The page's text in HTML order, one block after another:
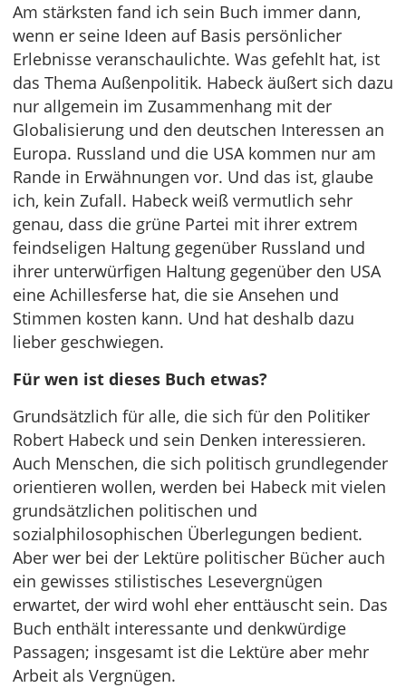
Am stärksten fand ich sein Buch immer dann,
wenn er seine Ideen auf Basis persönlicher
Erlebnisse veranschaulichte. Was gefehlt hat, ist
das Thema Außenpolitik. Habeck äußert sich dazu
nur allgemein im Zusammenhang mit der
Globalisierung und den deutschen Interessen an
Europa. Russland und die USA kommen nur am
Rande in Erwähnungen vor. Und das ist, glaube
ich, kein Zufall. Habeck weiß vermutlich sehr
genau, dass die grüne Partei mit ihrer extrem
feindseligen Haltung gegenüber Russland und
ihrer unterwürfigen Haltung gegenüber den USA
eine Achillesferse hat, die sie Ansehen und
Stimmen kosten kann. Und hat deshalb dazu
lieber geschwiegen.
Für wen ist dieses Buch etwas?
Grundsätzlich für alle, die sich für den Politiker
Robert Habeck und sein Denken interessieren.
Auch Menschen, die sich politisch grundlegender
orientieren wollen, werden bei Habeck mit vielen
grundsätzlichen politischen und
sozialphilosophischen Überlegungen bedient.
Aber wer bei der Lektüre politischer Bücher auch
ein gewisses stilistisches Lesevergnügen
erwartet, der wird wohl eher enttäuscht sein. Das
Buch enthält interessante und denkwürdige
Passagen; insgesamt ist die Lektüre aber mehr
Arbeit als Vergnügen.